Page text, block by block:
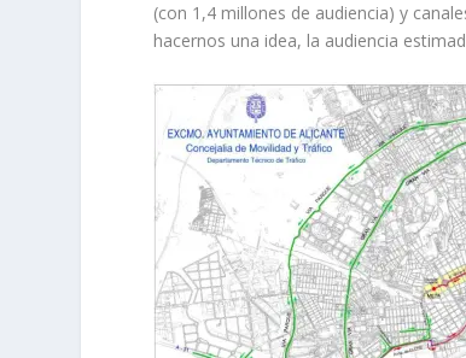
(con 1,4 millones de audiencia) y
hacernos una idea, la audiencia